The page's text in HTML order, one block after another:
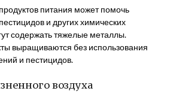
питания может помочь
и других химических
содержать тяжелые металлы.
выращиваются без использования
и пестицидов.
воздуха